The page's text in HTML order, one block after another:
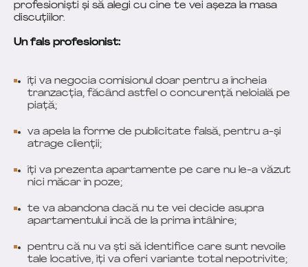
profesioniști și să alegi cu cine te vei așeza la masa
discuțiilor.
Un fals profesionist:
îți va negocia comisionul doar pentru a încheia
tranzacția, făcând astfel o concurență neloială pe
piață;
va apela la forme de publicitate falsă, pentru a-și
atrage clienții;
îți va prezenta apartamente pe care nu le-a văzut
nici măcar în poze;
te va abandona dacă nu te vei decide asupra
apartamentului încă de la prima întâlnire;
pentru că nu va ști să identifice care sunt nevoile
tale locative, îți va oferi variante total nepotrivite;